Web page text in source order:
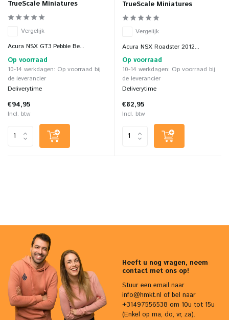
TrueScale Miniatures
Vergelijk
Acura NSX GT3 Pebble Be...
Op voorraad
10-14 werkdagen: Op voorraad bij
de leverancier
Deliverytime
€94,95
Incl. btw
TrueScale Miniatures
Vergelijk
Acura NSX Roadster 2012...
Op voorraad
10-14 werkdagen: Op voorraad bij
de leverancier
Deliverytime
€82,95
Incl. btw
Heeft u nog vragen, neem
contact met ons op!
Stuur een email naar
info@hmkt.nl of bel naar
+31497556538 om 10u tot 15u
(Enkel op ma, do, vr, za).